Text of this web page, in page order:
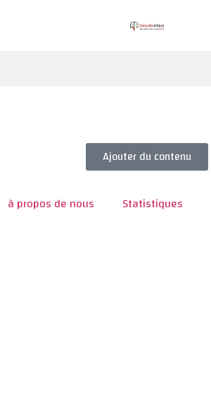
Ajouter du contenu
à propos de nous Statistiques